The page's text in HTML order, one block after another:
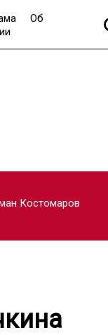
Об
Костомаров